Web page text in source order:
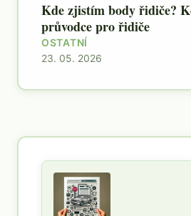
Kde zjistím body řidiče?
průvodce pro řidiče
OSTATNÍ
23. 05. 2026